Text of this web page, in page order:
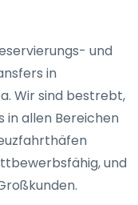
und
in
Wir sind bestrebt,
in allen Bereichen
und